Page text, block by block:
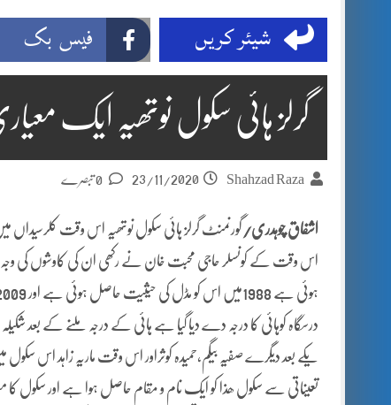
شیئر کریں فیس بک
گرلز ہائی سکول نوتھیہ ایک
Shahzad Raza
23/11/2020
اشفاق چوہدری/
اس وقت کے کونسلر حاجی محبت خان نے رکھی ان کی کاوشوں کی وجہ
یکے بعد دیگرے صفیہ بیگم،حمیدہ کوثراور اس وقت ماریہ زاہد اس
تعیناتی سے سکول ھذا کو ایک نام و مقام حاصل ہوا ہے اور سکول کا